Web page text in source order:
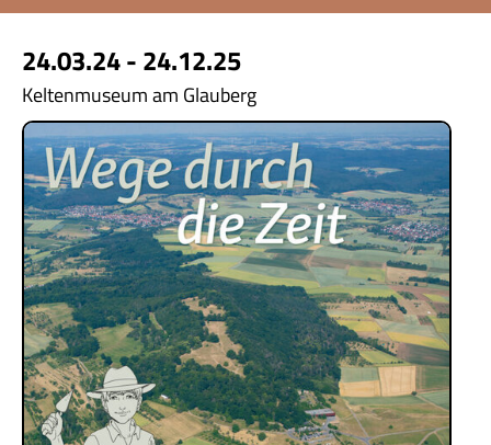
24.03.24 - 24.12.25
Keltenmuseum am Glauberg